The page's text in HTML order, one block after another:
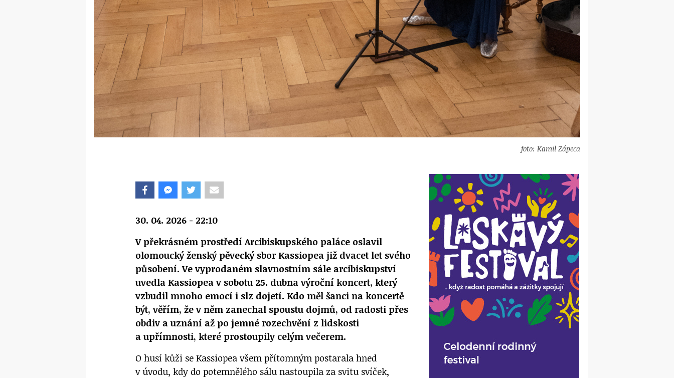
foto: Kamil Zápeca
30. 04. 2026 - 22:10
V překrásném prostředí Arcibiskupského paláce oslavil
olomoucký ženský pěvecký sbor Kassiopea již dvacet let svého
působení. Ve vyprodaném slavnostním sále arcibiskupství
uvedla Kassiopea v sobotu 25. dubna výroční koncert, který
vzbudil mnoho emocí i slz dojetí. Kdo měl šanci na koncertě
být, věřím, že v něm zanechal spoustu dojmů, od radosti přes
obdiv a uznání až po jemné rozechvění z lidskosti
a upřímnosti, které prostoupily celým večerem.
O husí kůži se Kassiopea všem přítomným postarala hned
v úvodu, kdy do potemnělého sálu nastoupila za svitu svíček,